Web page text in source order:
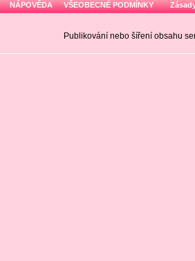
NÁPOVĚDA VŠEOBECNÉ PODMÍNKY
Publikování nebo šíření obsahu